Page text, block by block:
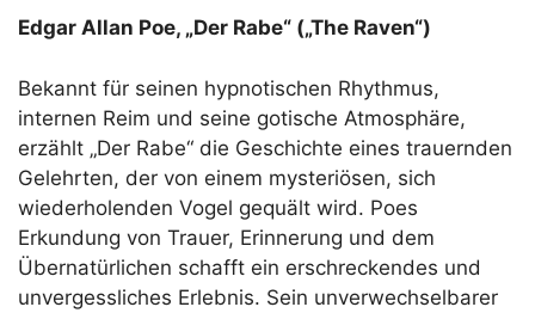
Edgar Allan Poe, „Der Rabe“ („The Raven“)
Bekannt für seinen hypnotischen Rhythmus,
internen Reim und seine gotische Atmosphäre,
erzählt „Der Rabe“ die Geschichte eines trauernden
Gelehrten, der von einem mysteriösen, sich
wiederholenden Vogel gequält wird. Poes
Erkundung von Trauer, Erinnerung und dem
Übernatürlichen schafft ein erschreckendes und
unvergessliches Erlebnis. Sein unverwechselbarer